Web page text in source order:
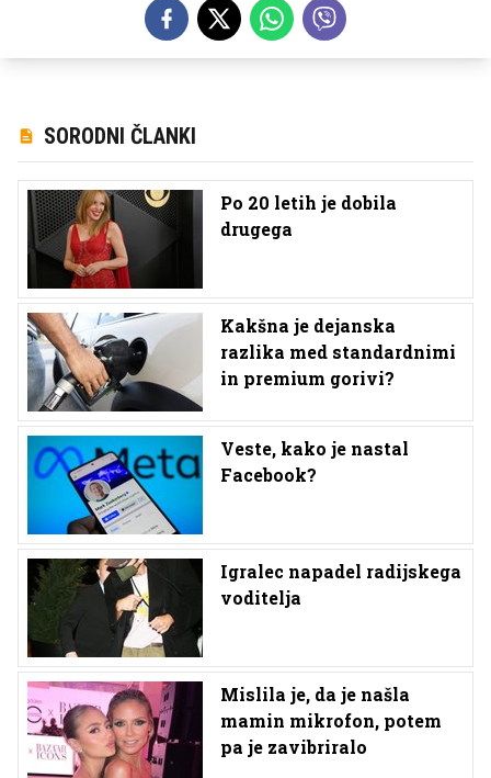
SORODNI ČLANKI
Po 20 letih je dobila
drugega
Kakšna je dejanska
razlika med standardnimi
in premium gorivi?
Veste, kako je nastal
Facebook?
Igralec napadel radijskega
voditelja
Mislila je, da je našla
mamin mikrofon, potem
pa je zavibriralo